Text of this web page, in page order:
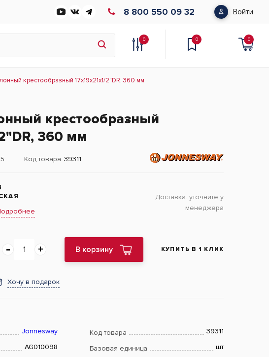
8 800 550 09 32 Войти
0 0 0
крестообразный 17х19х21x1/2"DR, 360 мм
крестообразный
360 мм
Код товара 39311
Доставка: уточните у
менеджера
В корзину КУПИТЬ В 1 КЛИК
Хочу в подарок
Jonnesway Код товара 39311
AG010098 Базовая единица шт